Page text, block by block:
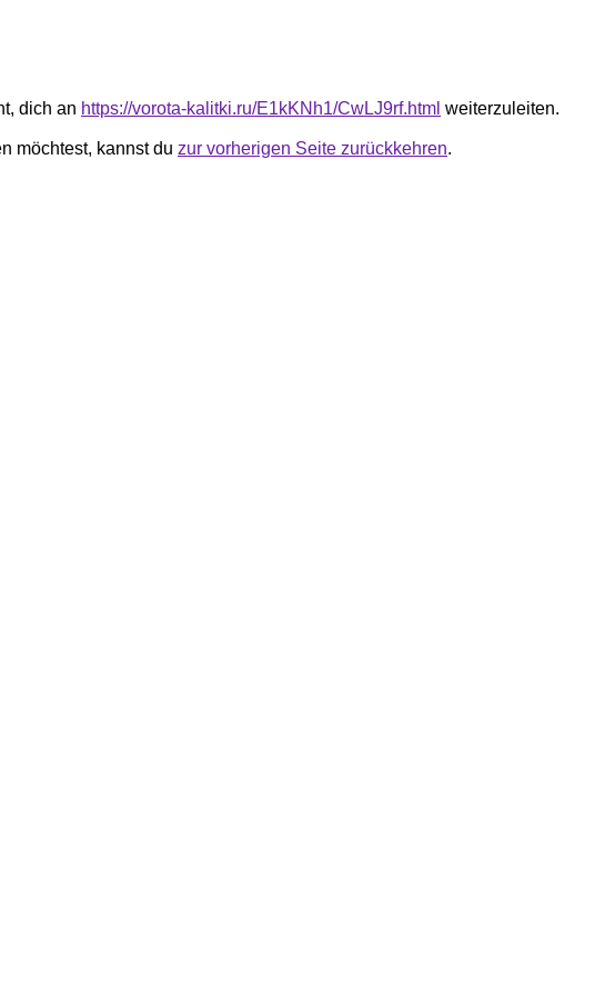
dich an https://vorota-kalitki.ru/E1kKNh1/CwLJ9rf.html weiterzuleiten.
möchtest, kannst du zur vorherigen Seite zurückkehren.